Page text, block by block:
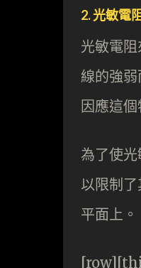
2. 光敏電
光敏電
線的強
因應這
為了使
以限制
平面上。